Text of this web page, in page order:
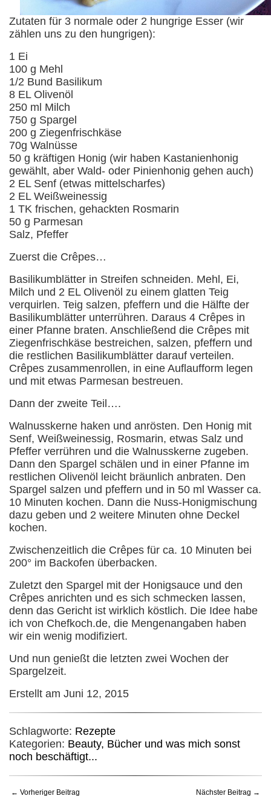
Zutaten für 3 normale oder 2 hungrige Esser (wir
zählen uns zu den hungrigen):
1 Ei
100 g Mehl
1/2 Bund Basilikum
8 EL Olivenöl
250 ml Milch
750 g Spargel
200 g Ziegenfrischkäse
70g Walnüsse
50 g kräftigen Honig (wir haben Kastanienhonig
gewählt, aber Wald- oder Pinienhonig gehen auch)
2 EL Senf (etwas mittelscharfes)
2 EL Weißweinessig
1 TK frischen, gehackten Rosmarin
50 g Parmesan
Salz, Pfeffer
Zuerst die Crêpes…
Basilikumblätter in Streifen schneiden. Mehl, Ei,
Milch und 2 EL Olivenöl zu einem glatten Teig
verquirlen. Teig salzen, pfeffern und die Hälfte der
Basilikumblätter unterrühren. Daraus 4 Crêpes in
einer Pfanne braten. Anschließend die Crêpes mit
Ziegenfrischkäse bestreichen, salzen, pfeffern und
die restlichen Basilikumblätter darauf verteilen.
Crêpes zusammenrollen, in eine Auflaufform legen
und mit etwas Parmesan bestreuen.
Dann der zweite Teil….
Walnusskerne haken und anrösten. Den Honig mit
Senf, Weißweinessig, Rosmarin, etwas Salz und
Pfeffer verrühren und die Walnusskerne zugeben.
Dann den Spargel schälen und in einer Pfanne im
restlichen Olivenöl leicht bräunlich anbraten. Den
Spargel salzen und pfeffern und in 50 ml Wasser ca.
10 Minuten kochen. Dann die Nuss-Honigmischung
dazu geben und 2 weitere Minuten ohne Deckel
kochen.
Zwischenzeitlich die Crêpes für ca. 10 Minuten bei
200° im Backofen überbacken.
Zuletzt den Spargel mit der Honigsauce und den
Crêpes anrichten und es sich schmecken lassen,
denn das Gericht ist wirklich köstlich. Die Idee habe
ich von Chefkoch.de, die Mengenangaben haben
wir ein wenig modifiziert.
Und nun genießt die letzten zwei Wochen der
Spargelzeit.
Erstellt am Juni 12, 2015
Schlagworte: Rezepte
Kategorien: Beauty, Bücher und was mich sonst
noch beschäftigt...
← Vorheriger Beitrag Nächster Beitrag →